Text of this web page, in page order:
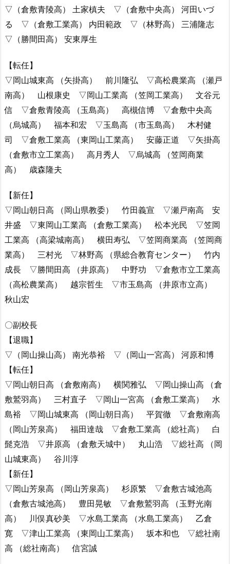
▽（倉敷青陵高） 土家槙夫 ▽（倉敷中央高） 河田いづ
る ▽（倉敷工業高） 内田範政 ▽（林野高） 三浦隆志
▽（勝間田高） 安東厚生
【転任】
▽岡山城東高 （矢掛高） 前川隆弘 ▽高松農業高 （瀬戸
南高） 山根康史 ▽岡山工業高 （笠岡工業高） 文谷元
信 ▽倉敷青陵高 （玉島高） 高槻信博 ▽倉敷中央高
（烏城高） 福本和宏 ▽玉島高 （市玉島高） 木村健
司 ▽倉敷工業高 （東岡山工業高） 安藤正道 ▽矢掛高
（倉敷市立工業高） 高月秀人 ▽烏城高 （笠岡商業
高） 歳森隆夫
【新任】
▽岡山朝日高 （岡山県教委） 竹田義宣 ▽瀬戸南高 安
井盛 ▽東岡山工業高 （倉敷工業高） 松本光民 ▽笠岡
工業高 （高梁城南高） 横田寿弘 ▽笠岡商業高 （笠岡商
業高） 三村光 ▽林野高 （県総合教育センター） 竹内
成長 ▽勝間田高 （井原高） 中野功 ▽倉敷市立工業高
（高松農業高） 越宗哲生 ▽市玉島高 （井原市立高）
秋山宏
〇副校長
【退職】
▽（岡山操山高） 南光恭裕 ▽（岡山一宮高） 河原和博
【転任】
▽岡山朝日高 （倉敷南高） 横関雅弘 ▽岡山操山高 （倉
敷鷲羽高） 三村直子 ▽岡山一宮高 （倉敷工業高） 水
島裕 ▽岡山城東高 （岡山朝日高） 平賀徹 ▽倉敷南高
（岡山芳泉高） 福田達哉 ▽倉敷工業高 （総社高） 白
髭克浩 ▽井原高 （倉敷天城中） 丸山浩 ▽総社高 （岡
山城東高） 谷川淳
【新任】
▽岡山芳泉高 （岡山芳泉高） 杉原繁 ▽倉敷古城池高
（倉敷古城池高） 豊田晃敏 ▽倉敷鷲羽高 （玉野光南
高） 川俣真砂美 ▽水島工業高 （水島工業高） 乙倉
寛 ▽津山工業高 （東岡山工業高） 坂本和也 ▽総社南
高 （総社南高） 信宮誠